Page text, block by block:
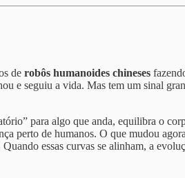
de robôs humanoides chineses
e seguiu a vida. Mas tem um sinal
para algo que anda, equilibra o
perto de humanos. O que mudou
essas curvas se alinham, a